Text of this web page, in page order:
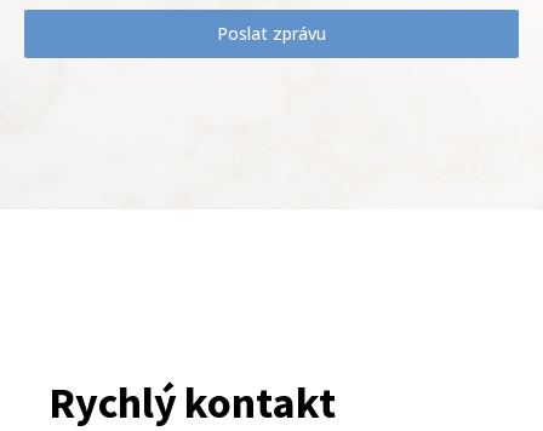
Poslat zprávu
Rychlý kontakt